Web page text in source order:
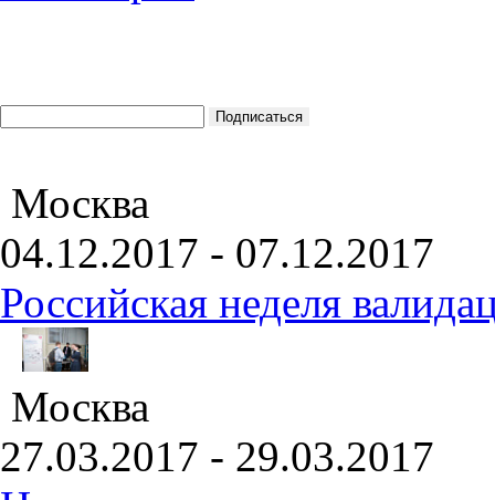
Москва
04.12.2017 - 07.12.2017
Российская неделя
Москва
27.03.2017 - 29.03.2017